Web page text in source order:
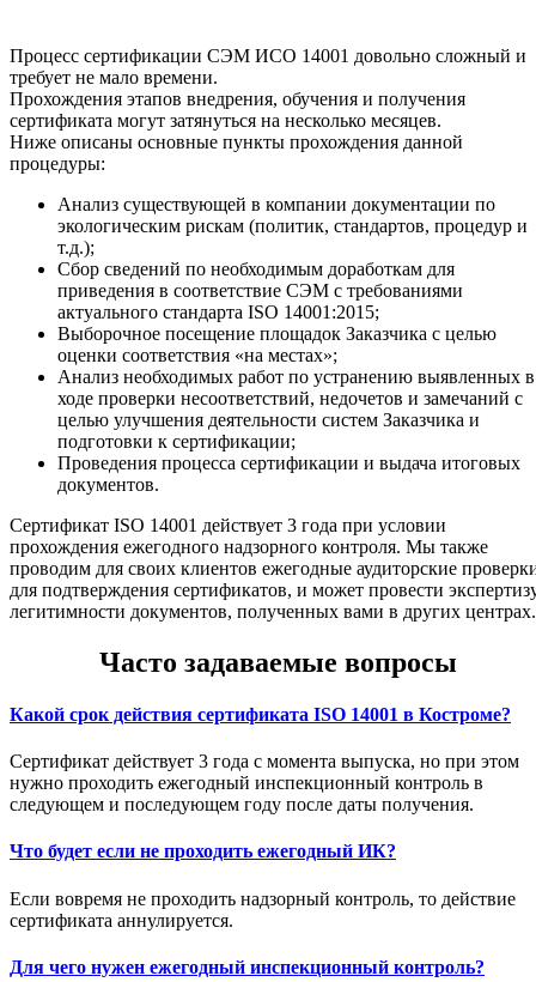
Процесс сертификации СЭМ ИСО 14001 довольно сложный и
требует не мало времени.
Прохождения этапов внедрения, обучения и получения
сертификата могут затянуться на несколько месяцев.
Ниже описаны основные пункты прохождения данной
процедуры:
Анализ существующей в компании документации по
экологическим рискам (политик, стандартов, процедур и
т.д.);
Сбор сведений по необходимым доработкам для
приведения в соответствие СЭМ с требованиями
актуального стандарта ISO 14001:2015;
Выборочное посещение площадок Заказчика с целью
оценки соответствия «на местах»;
Анализ необходимых работ по устранению выявленных в
ходе проверки несоответствий, недочетов и замечаний с
целью улучшения деятельности систем Заказчика и
подготовки к сертификации;
Проведения процесса сертификации и выдача итоговых
документов.
Сертификат ISO 14001 действует 3 года при условии
прохождения ежегодного надзорного контроля. Мы также
проводим для своих клиентов ежегодные аудиторские
для подтверждения сертификатов, и может провести
легитимности документов, полученных вами в других центрах.
Часто задаваемые вопросы
Какой срок действия сертификата ISO 14001 в Костроме?
Сертификат действует 3 года с момента выпуска, но при этом
нужно проходить ежегодный инспекционный контроль в
следующем и последующем году после даты получения.
Что будет если не проходить ежегодный ИК?
Если вовремя не проходить надзорный контроль, то действие
сертификата аннулируется.
Для чего нужен ежегодный инспекционный контроль?